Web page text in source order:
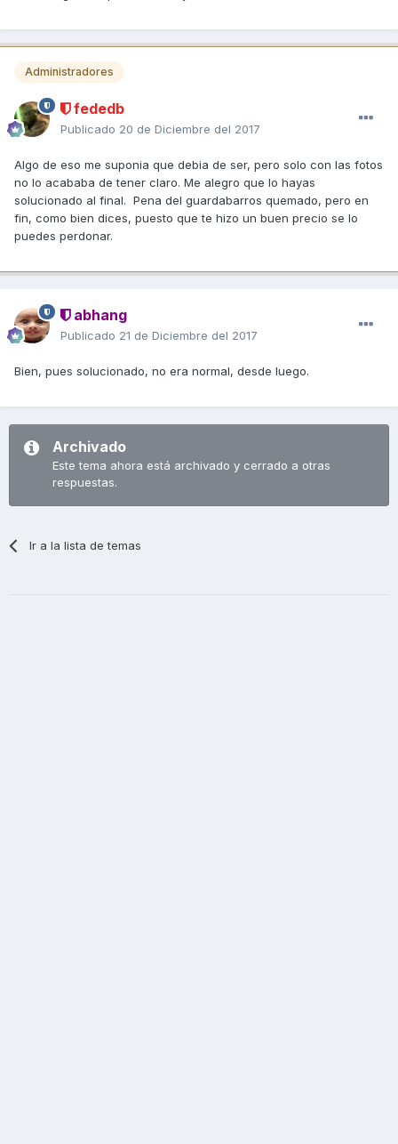
Administradores
fededb
Publicado 20 de Diciembre del 2017
Algo de eso me suponia que debia de ser, pero solo con las fotos
no lo acababa de tener claro. Me alegro que lo hayas
solucionado al final. Pena del guardabarros quemado, pero en
fin, como bien dices, puesto que te hizo un buen precio se lo
puedes perdonar.
abhang
Publicado 21 de Diciembre del 2017
Bien, pues solucionado, no era normal, desde luego.
Archivado
Este tema ahora está archivado y cerrado a otras
respuestas.
Ir a la lista de temas